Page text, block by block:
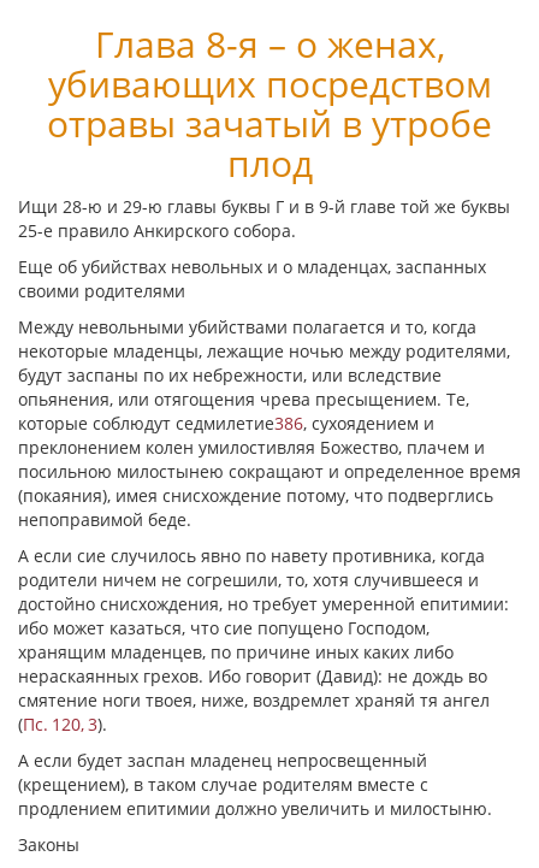
Глава 8-я – о женах,
убивающих посредством
отравы зачатый в утробе
плод
Ищи 28-ю и 29-ю главы буквы Γ и в 9-й главе той же буквы
25-е правило Анкирского собора.
Еще об убийствах невольных и о младенцах, заспанных
своими родителями
Между невольными убийствами полагается и то, когда
некоторые младенцы, лежащие ночью между родителями,
будут заспаны по их небрежности, или вследствие
опьянения, или отягощения чрева пресыщением. Те,
которые соблюдут седмилетие386, сухоядением и
преклонением колен умилостивляя Божество, плачем и
посильною милостынею сокращают и определенное время
(покаяния), имея снисхождение потому, что подверглись
непоправимой беде.
А если сие случилось явно по навету противника, когда
родители ничем не согрешили, то, хотя случившееся и
достойно снисхождения, но требует умеренной епитимии:
ибо может казаться, что сие попущено Господом,
хранящим младенцев, по причине иных каких либо
нераскаянных грехов. Ибо говорит (Давид): не дождь во
смятение ноги твоея, ниже, воздремлет храняй тя ангел
(Пс. 120, 3).
А если будет заспан младенец непросвещенный
(крещением), в таком случае родителям вместе с
продлением епитимии должно увеличить и милостыню.
Законы